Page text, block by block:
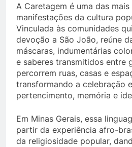
A Caretagem é uma das
manifestações da cultura
Vinculada às comunidades
devoção a São João, reúne
máscaras, indumentárias
e saberes transmitidos entre
percorrem ruas, casas e
transformando a celebração
pertencimento, memória e
Em Minas Gerais, essa
partir da experiência afro-
da religiosidade popular,